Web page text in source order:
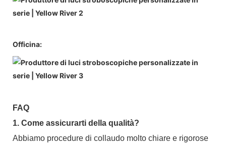
Officina:
FAQ
1. Come assicurarti della qualità?
Abbiamo procedure di collaudo molto chiare e rigorose